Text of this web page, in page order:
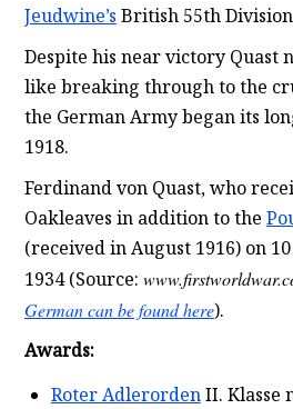
Jeudwine’s British 55th
Despite his near victory Quast
like breaking through to the
the German Army began its
1918.
Ferdinand von Quast, who
Oakleaves in addition to the
(received in August 1916) on
1934 (Source:
German can be found here).
Awards:
Roter AdlerordenII. Klasse